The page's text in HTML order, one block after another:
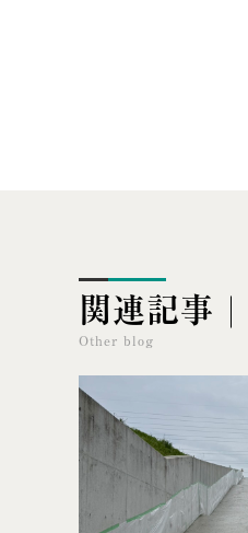
関連記事
Other blog